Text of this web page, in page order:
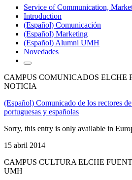
Service of Communication,
Introduction
(Español) Comunicación
(Español) Marketing
(Español) Alumni UMH
Novedades
CAMPUS COMUNICADOS ELCHE
NOTICIA
(Español) Comunicado de los rectores
portuguesas y españolas
Sorry, this entry is only available in
15 abril 2014
CAMPUS CULTURA ELCHE
UMH